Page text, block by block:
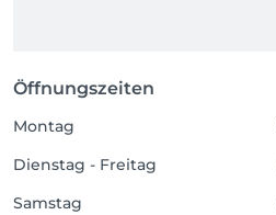
Öffnungszeiten
Montag
Dienstag - Freitag
Samstag